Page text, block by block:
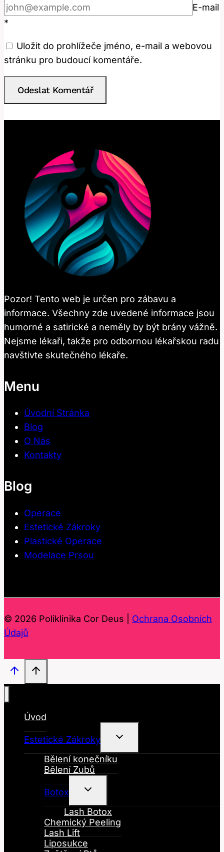
E-mail
*
Uložit do prohlížeče jméno, e-mail a webovou
stránku pro budoucí komentáře.
Pozor! Tento web je určen pro zábavu a
informace. Všechny zde uvedené informace jsou
humorné a satirické a neměly by být brány vážně.
Nejsme lékaři, takže pro odbornou lékařskou radu
navštivte skutečného lékaře.
Menu
Úvodní Stránka
Blog
O Nás
Kontakty
Blog
Operace
Estetické Zákroky
Plastické Operace
Modelace Prsou
© 2026 Poliklinika Cor Deus | Ochrana Osobních
Údajů
Úvod
Estetické Zákroky
Toggle
Menu
Bělení konečníku
Bělení Zubů
Botox
Toggle
Menu
Lash Botox
Chemický Peeling
Lash Lift
Liposukce